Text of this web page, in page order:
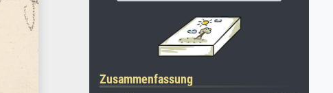
Zusammenfassung